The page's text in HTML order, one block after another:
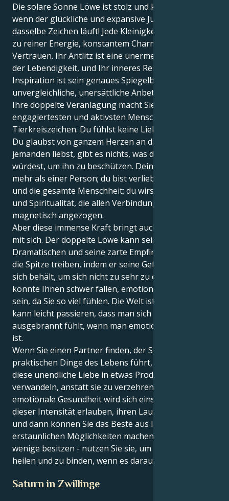
Die solare Sonne Löwe ist stolz und künstlerisch,
wenn der glückliche und expansive Jupiter durch
dasselbe Zeichen läuft! Jede Kleinigkeit an Ihnen wird
zu reiner Energie, konstantem Charme und
Vertrauen. Ihr Antlitz ist eine unermessliche Quelle
der Lebendigkeit, und Ihr inneres Reich der
Inspiration ist sein genaues Spiegelbild - eine
unvergleichliche, unersättliche Anbetung.
Ihre doppelte Veranlagung macht Sie zu einem der
engagiertesten und aktivsten Menschen in diesem
Tierkreiszeichen. Du fühlst keine Liebe, du bist Liebe.
Du glaubst von ganzem Herzen an dich, und wenn du
jemanden liebst, gibt es nichts, was du nicht tun
würdest, um ihn zu beschützen. Deine Liebe gilt
mehr als einer Person; du bist verliebt in das Leben
und die gesamte Menschheit; du wirst von der Magie
und Spiritualität, die allen Verbindungen innewohnt,
magnetisch angezogen.
Aber diese immense Kraft bringt auch viele Probleme
mit sich. Der doppelte Löwe kann seinen Hang zum
Dramatischen und seine zarte Empfindsamkeit auf
die Spitze treiben, indem er seine Gefühle zu sehr für
sich behält, um sich nicht zu sehr zu exponieren. Es
könnte Ihnen schwer fallen, emotional geduldig zu
sein, da Sie so viel fühlen. Die Welt ist eine Menge: Es
kann leicht passieren, dass man sich ausgelaugt und
ausgebrannt fühlt, wenn man emotional erschöpft
ist.
Wenn Sie einen Partner finden, der Sie durch die
praktischen Dinge des Lebens führt, können Sie
diese unendliche Liebe in etwas Produktives
verwandeln, anstatt sie zu verzehren. Ihre eigene
emotionale Gesundheit wird sich einstellen, wenn Sie
dieser Intensität erlauben, ihren Lauf zu nehmen,
und dann können Sie das Beste aus Ihren
erstaunlichen Möglichkeiten machen, die nur sehr
wenige besitzen - nutzen Sie sie, um andere zu
heilen und zu binden, wenn es darauf ankommt.
Saturn in Zwillinge